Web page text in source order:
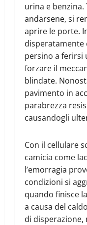
urina e
andarsene, si
aprire le porte.
disperatamente
persino a ferirsi
forzare il
blindate.
pavimento in
parabrezza
causandogli
Con il cellulare
camicia come
l’emorragia
condizioni si
quando finisce
a causa del
di disperazione,